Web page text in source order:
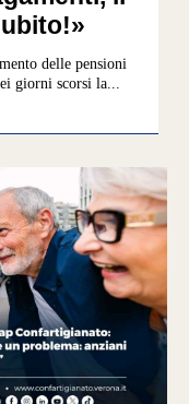
delle pensioni
giorni scorsi la...